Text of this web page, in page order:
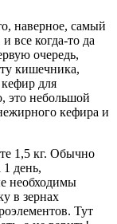
наверное, самый
все когда-то да
очередь,
кишечника,
для
это небольшой
кефира и
1,5 кг. Обычно
день,
необходимы
в зернах
Тут